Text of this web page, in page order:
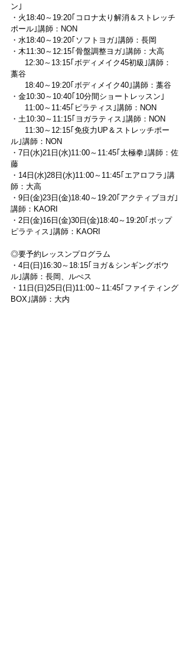
ン｣
・火18:40～19:20｢コロナ太り解消＆ストレッチ
ポール｣講師：NON
・水18:40～19:20｢ソフトヨガ｣講師：長岡
・木11:30～12:15｢骨盤調整ヨガ｣講師：大高
藁谷
      18:40～19:20｢ボディメイク40｣講師：藁谷
・金10:30～10:40｢10分間ショートレッスン｣
      11:00～11:45｢ピラティス｣講師：NON
・土10:30～11:15｢ヨガラティス｣講師：NON
ル｣講師：NON
・7日(水)21日(水)11:00～11:45｢太極拳｣講師：佐
藤
・14日(水)28日(水)11:00～11:45｢エアロフラ｣講
師：大高
・9日(金)23日(金)18:40～19:20｢アクティブヨガ｣
講師：KAORI
・2日(金)16日(金)30日(金)18:40～19:20｢ポップ
ピラティス｣講師：KAORI
◎要予約レッスンプログラム
・4日(日)16:30～18:15｢ヨガ＆シンギングボウ
ル｣講師：長岡、ルぺス
・11日(日)25日(日)11:00～11:45｢ファイティング
BOX｣講師：大内